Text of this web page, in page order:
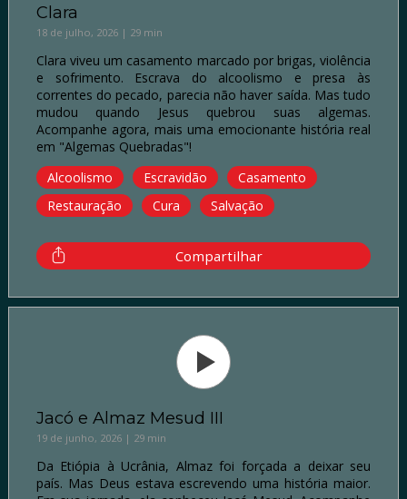
Clara
18 de julho, 2026 | 29 min
Clara viveu um casamento marcado por brigas, violência
e sofrimento. Escrava do alcoolismo e presa às
correntes do pecado, parecia não haver saída. Mas tudo
mudou quando Jesus quebrou suas algemas.
Acompanhe agora, mais uma emocionante história real
em "Algemas Quebradas"!
Alcoolismo
Escravidão
Casamento
Restauração
Cura Salvação
Compartilhar
Jacó e Almaz Mesud III
19 de junho, 2026 | 29 min
Da Etiópia à Ucrânia, Almaz foi forçada a deixar seu
país. Mas Deus estava escrevendo uma história maior.